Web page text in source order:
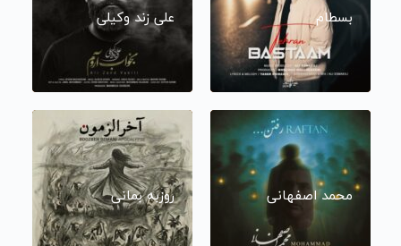
بسطام علی زند وکیلی
محمد اصفهانی روزبه بمانی